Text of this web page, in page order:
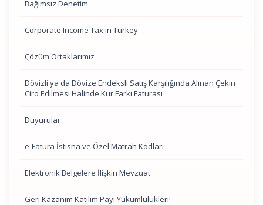
Bağımsız Denetim
Corporate Income Tax in Turkey
Çözüm Ortaklarımız
Dövizli ya da Dövize Endeksli Satış Karşılığında Alınan Çekin
Ciro Edilmesi Halinde Kur Farkı Faturası
Duyurular
e-Fatura İstisna ve Özel Matrah Kodları
Elektronik Belgelere İlişkin Mevzuat
Geri Kazanım Katılım Payı Yükümlülükleri!